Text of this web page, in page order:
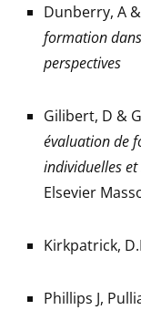
Dunberry, A
formation
perspectives
Gilibert, D &
évaluation de
individuelles et
Elsevier
Kirkpatrick,
Phillips J,